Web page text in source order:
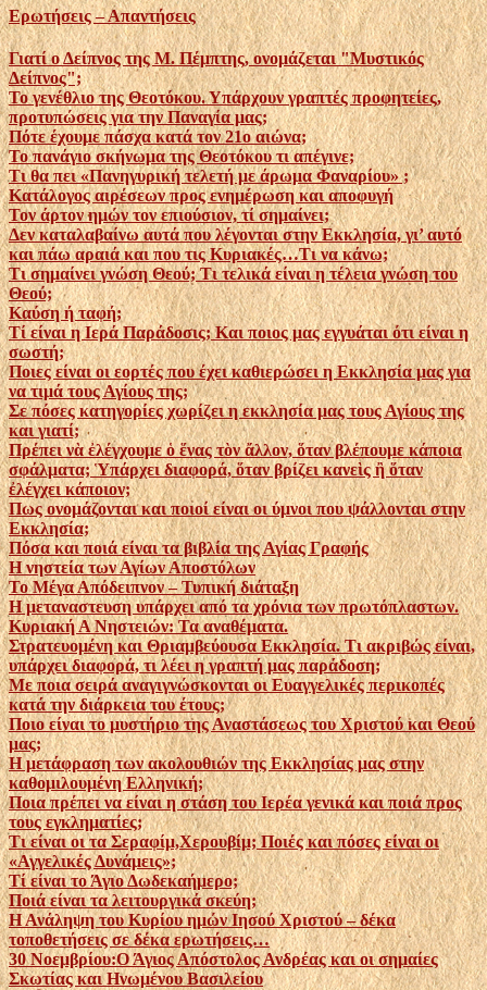
Ερωτήσεις – Απαντήσεις
Γιατί ο Δείπνος της Μ. Πέμπτης, ονομάζεται "Μυστικός
Δείπνος";
Το γενέθλιο της Θεοτόκου. Υπάρχουν γραπτές προφητείες,
προτυπώσεις για την Παναγία μας;
Πότε έχουμε πάσχα κατά τον 21ο αιώνα;
Το πανάγιο σκήνωμα της Θεοτόκου τι απέγινε;
Τι θα πει «Πανηγυρική τελετή με άρωμα Φαναρίου» ;
Κατάλογος αιρέσεων προς ενημέρωση και αποφυγή
Τον άρτον ημών τον επιούσιον, τί σημαίνει;
Δεν καταλαβαίνω αυτά που λέγονται στην Εκκλησία, γι’ αυτό
και πάω αραιά και που τις Κυριακές…Τι να κάνω;
Τι σημαίνει γνώση Θεού; Τι τελικά είναι η τέλεια γνώση του
Θεού;
Καύση ή ταφή;
Tί είναι η Ιερά Παράδοσις; Και ποιος μας εγγυάται ότι είναι η
σωστή;
Ποιες είναι οι εορτές που έχει καθιερώσει η Εκκλησία μας για
να τιμά τους Αγίους της;
Σε πόσες κατηγορίες χωρίζει η εκκλησία μας τους Αγίους της
και γιατί;
Πρέπει νὰ ἐλέγχουμε ὁ ἕνας τὸν ἄλλον, ὅταν βλέπουμε κάποια
σφάλματα; Ὑπάρχει διαφορά, ὅταν βρίζει κανεὶς ἢ ὅταν
ἐλέγχει κάποιον;
Πως ονομάζονται και ποιοί είναι οι ύμνοι που ψάλλονται στην
Εκκλησία;
Πόσα και ποιά είναι τα βιβλία της Αγίας Γραφής
Η νηστεία των Αγίων Αποστόλων
Το Μέγα Απόδειπνον – Τυπική διάταξη
Η μεταναστευση υπάρχει από τα χρόνια των πρωτόπλαστων.
Κυριακή Α Νηστειών: Τα αναθέματα.
Στρατευομένη και Θριαμβεύουσα Εκκλησία. Τι ακριβώς είναι,
υπάρχει διαφορά, τι λέει η γραπτή μας παράδοση;
Με ποια σειρά αναγιγνώσκονται οι Ευαγγελικές περικοπές
κατά την διάρκεια του έτους;
Ποιο είναι το μυστήριο της Αναστάσεως του Χριστού και Θεού
μας;
Η μετάφραση των ακολουθιών της Εκκλησίας μας στην
καθομιλουμένη Ελληνική;
Ποια πρέπει να είναι η στάση του Ιερέα γενικά και ποιά προς
τους εγκληματίες;
Τι είναι οι τα Σεραφίμ,Χερουβίμ; Ποιές και πόσες είναι οι
«Αγγελικές Δυνάμεις»;
Τί είναι το Άγιο Δωδεκαήμερο;
Ποιά είναι τα λειτουργικά σκεύη;
Η Ανάληψη του Κυρίου ημών Ιησού Χριστού – δέκα
τοποθετήσεις σε δέκα ερωτήσεις…
30 Νοεμβρίου:Ο Άγιος Απόστολος Ανδρέας και οι σημαίες
Σκωτίας και Ηνωμένου Βασιλείου